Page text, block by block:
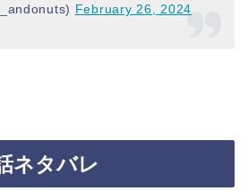
February 26, 2024
ネタバレ